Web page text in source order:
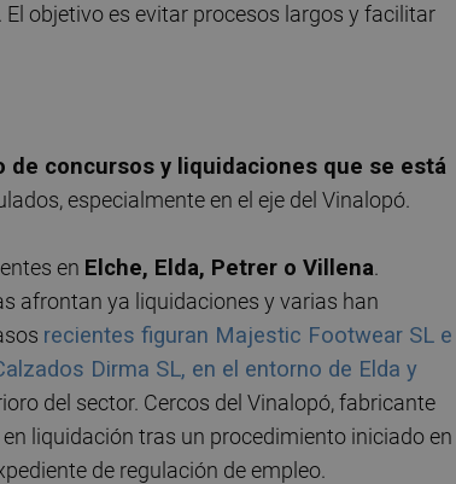
objetivo es evitar procesos largos y facilitar
de concursos y liquidaciones que se está
especialmente en el eje del Vinalopó.
en Elche, Elda, Petrer o Villena.
afrontan ya liquidaciones y varias han
recientes figuran Majestic Footwear SL e
Dirma SL, en el entorno de Elda y
del sector. Cercos del Vinalopó, fabricante
liquidación tras un procedimiento iniciado en
de regulación de empleo.